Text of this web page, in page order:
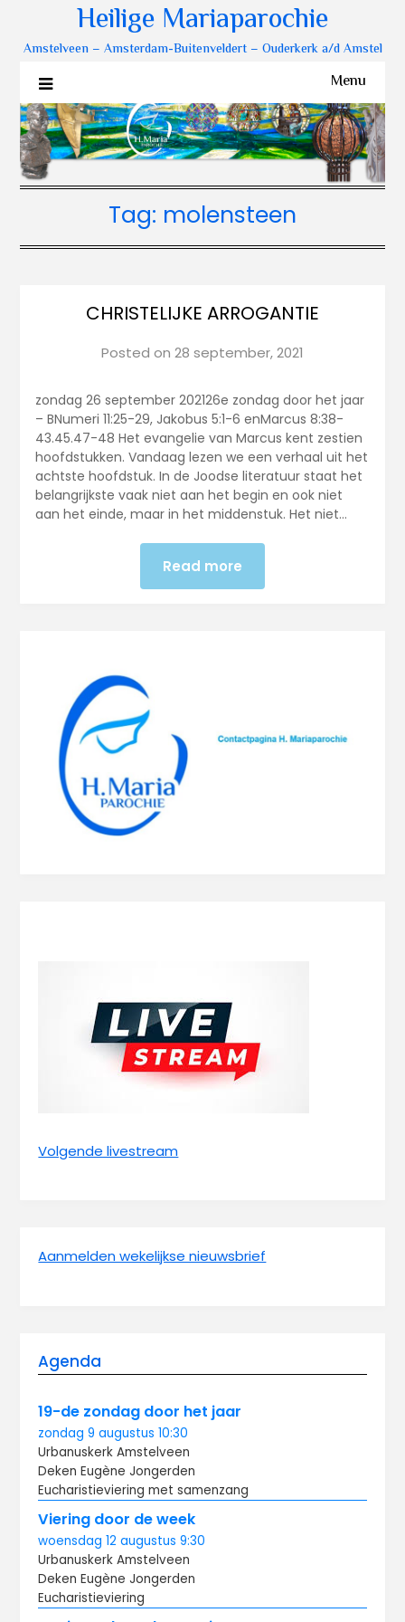
Heilige Mariaparochie
Amstelveen – Amsterdam-Buitenveldert – Ouderkerk a/d Amstel
Menu
Tag: molensteen
CHRISTELIJKE ARROGANTIE
Posted on 28 september, 2021
zondag 26 september 202126e zondag door het jaar
– BNumeri 11:25-29, Jakobus 5:1-6 enMarcus 8:38-
43.45.47-48 Het evangelie van Marcus kent zestien
hoofd­stukken. Vandaag lezen we een verhaal uit het
achtste hoofd­stuk. In de Joodse literatuur staat het
belangrijkste vaak niet aan het begin en ook niet
aan het einde, maar in het middenstuk. Het niet…
Read more
Volgende livestream
Aanmelden wekelijkse nieuwsbrief
Agenda
19-de zondag door het jaar
zondag 9 augustus10:30
Urbanuskerk Amstelveen
Deken Eugène Jongerden
Eucharistieviering met samenzang
Viering door de week
woensdag 12 augustus9:30
Urbanuskerk Amstelveen
Deken Eugène Jongerden
Eucharistieviering